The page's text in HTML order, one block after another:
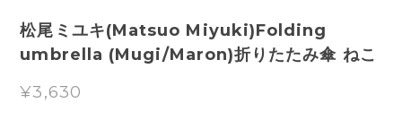
松尾ミユキ(Matsuo Miyuki)Folding
umbrella (Mugi/Maron)折りたたみ傘 ねこ
¥3,630